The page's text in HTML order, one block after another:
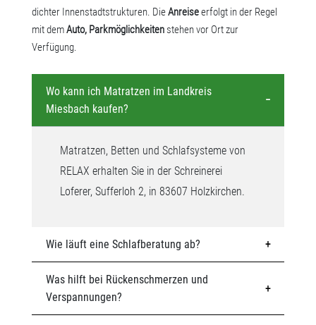
dichter Innenstadtstrukturen. DieAnreiseerfolgt in der Regel
mit demAuto, Parkmöglichkeitenstehen vor Ort zur
Verfügung.
Wo kann ich Matratzen im Landkreis
Miesbach kaufen?
Matratzen, Betten und Schlafsysteme von
RELAX erhalten Sie in der Schreinerei
Loferer, Sufferloh 2, in 83607 Holzkirchen.
Wie läuft eine Schlafberatung ab?
Was hilft bei Rückenschmerzen und
Verspannungen?